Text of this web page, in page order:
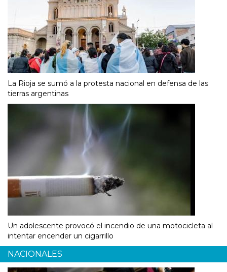
La Rioja se sumó a la protesta nacional en defensa de las
tierras argentinas
Un adolescente provocó el incendio de una motocicleta al
intentar encender un cigarrillo
NACIONALES